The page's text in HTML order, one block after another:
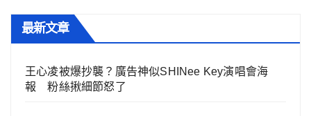
最新文章
王心凌被爆抄襲？廣告神似SHINee Key演唱會海
報 粉絲揪細節怒了